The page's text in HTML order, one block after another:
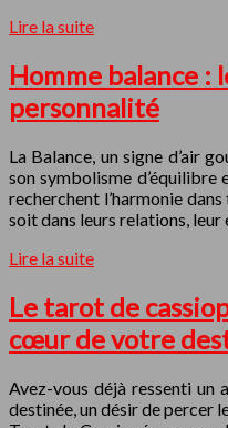
Lire la suite
Homme balance :
personnalité
La Balance, un signe d’air
son symbolisme d’équilibre
recherchent l’harmonie
soit dans leurs relations,
Lire la suite
Le tarot de
cœur de votre
Avez-vous déjà ressenti un
destinée, un désir de percer